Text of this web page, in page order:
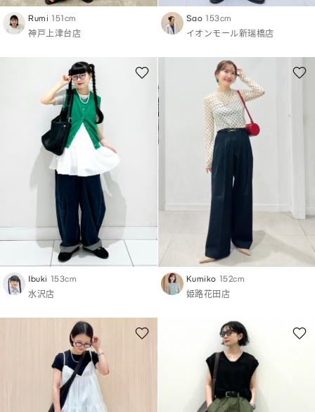
Rumi 151cm
神戸上津台店
Sao 153cm
イオンモール新瑞橋店
Ibuki 153cm
水沢店
Kumiko 152cm
姫路花田店